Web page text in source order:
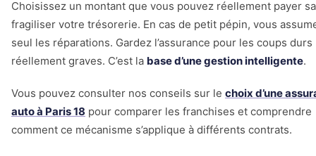
Choisissez un montant que vous pouvez réellement payer
fragiliser votre trésorerie. En cas de petit pépin, vous
seul les réparations. Gardez l’assurance pour les coups durs
réellement graves. C’est la base d’une gestion intelligente.
Vous pouvez consulter nos conseils sur le choix d’une
auto à Paris 18 pour comparer les franchises et comprendre
comment ce mécanisme s’applique à différents contrats.